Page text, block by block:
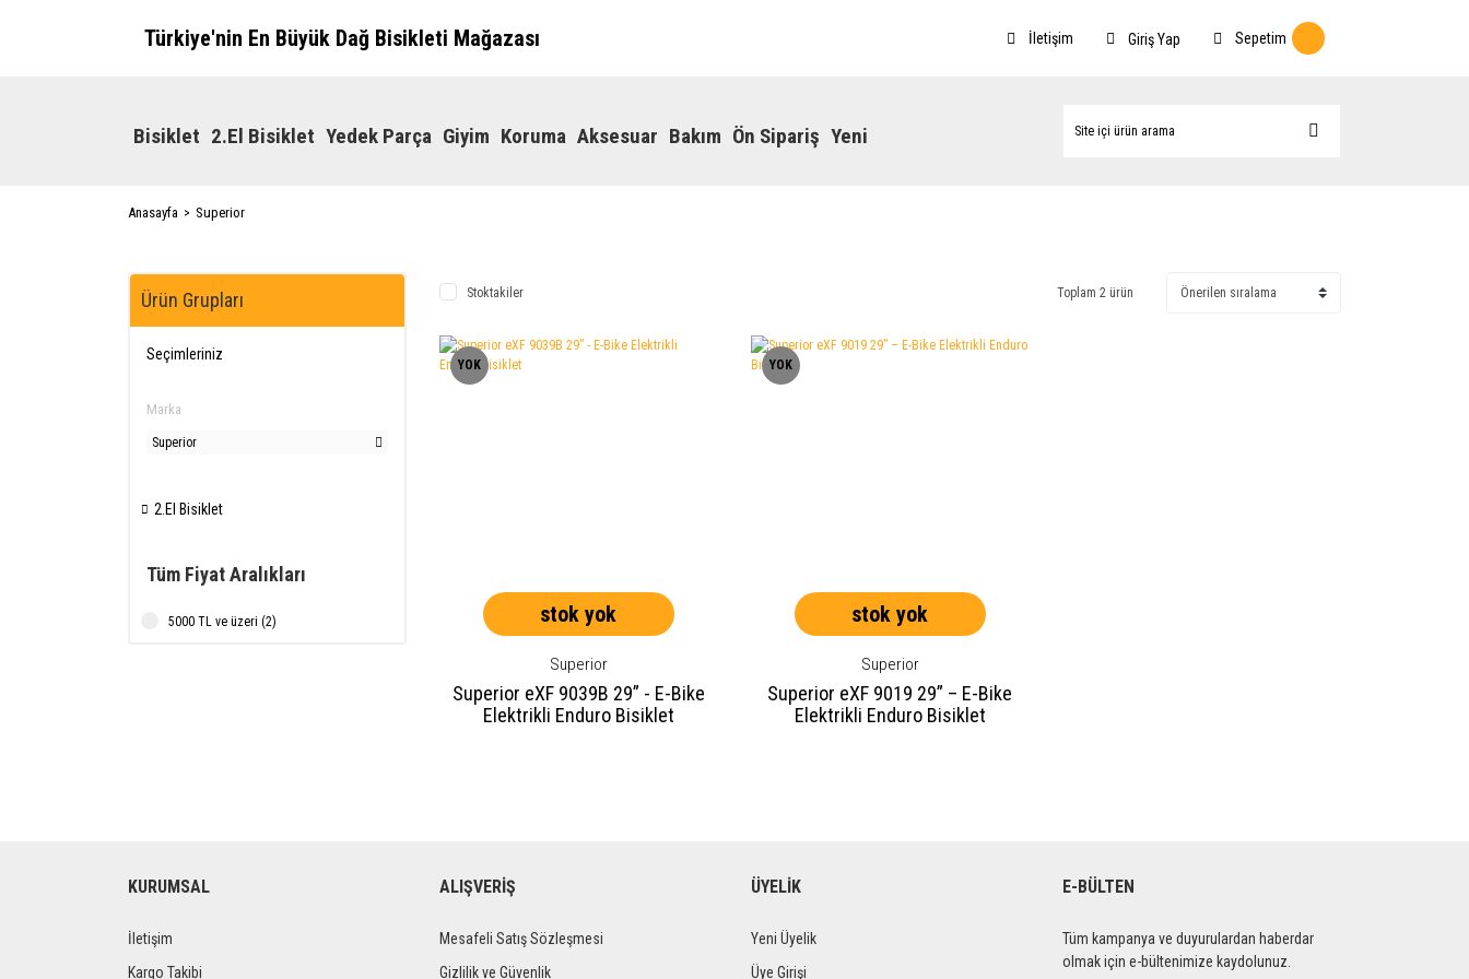
Türkiye'nin En Büyük Dağ Bisikleti Mağazası İletişim Giriş Yap Sepetim
Bisiklet 2.El Bisiklet Yedek Parça Giyim Koruma Aksesuar Bakım Ön Sipariş Yeni
Anasayfa Superior
Ürün Grupları
Seçimleriniz
Marka
Superior
2.El Bisiklet
Tüm Fiyat Aralıkları
5000 TL ve üzeri (2)
Stoktakiler Toplam 2 ürün
YOK
stok yok
Superior
Superior eXF 9039B 29” - E-Bike
Elektrikli Enduro Bisiklet
YOK
stok yok
Superior
Superior eXF 9019 29” – E-Bike
Elektrikli Enduro Bisiklet
KURUMSAL
İletişim
Kargo Takibi
ALIŞVERİŞ
Mesafeli Satış Sözleşmesi
Gizlilik ve Güvenlik
ÜYELİK
Yeni Üyelik
Üye Girişi
E-BÜLTEN
Tüm kampanya ve duyurulardan haberdar
olmak için e-bültenimize kaydolunuz.